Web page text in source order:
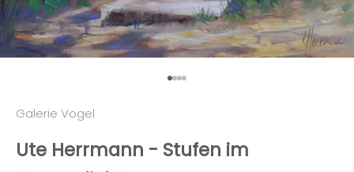
Gehe zu Element 1
Gehe zu Element 2
Gehe zu Element 3
Gehe zu Element 4
Galerie Vogel
Ute Herrmann - Stufen im